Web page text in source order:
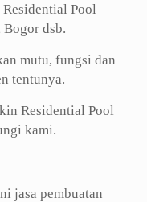
Pool
Bogor dsb.
mutu, fungsi dan
tentunya.
Residential Pool
kami.
jasa pembuatan